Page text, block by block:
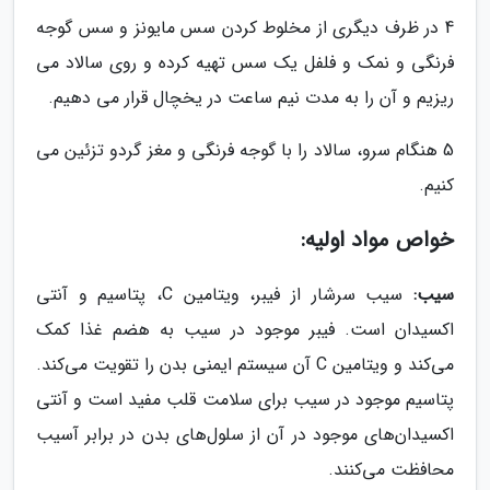
4 در ظرف دیگری از مخلوط کردن سس مایونز و سس گوجه
فرنگی و نمک و فلفل یک سس تهیه کرده و روی سالاد می
ریزیم و آن را به مدت نیم ساعت در یخچال قرار می دهیم.
5 هنگام سرو، سالاد را با گوجه فرنگی و مغز گردو تزئین می
کنیم.
خواص مواد اولیه:
سیب:
سیب سرشار از فیبر، ویتامین C، پتاسیم و آنتی
اکسیدان است. فیبر موجود در سیب به هضم غذا کمک
می‌کند و ویتامین C آن سیستم ایمنی بدن را تقویت می‌کند.
پتاسیم موجود در سیب برای سلامت قلب مفید است و آنتی
اکسیدان‌های موجود در آن از سلول‌های بدن در برابر آسیب
محافظت می‌کنند.